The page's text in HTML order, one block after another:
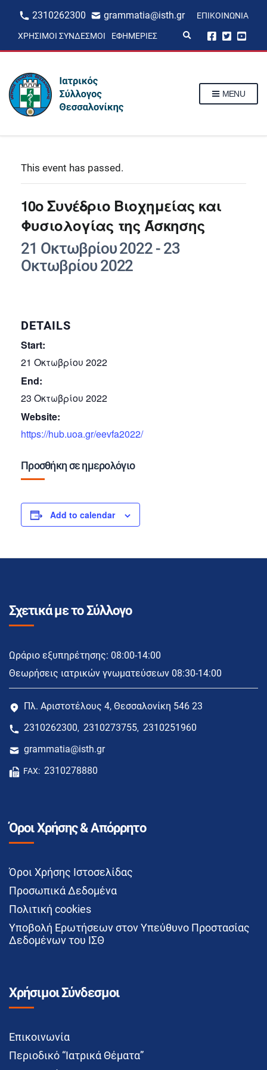
2310262300 grammatia@isth.gr ΕΠΙΚΟΙΝΩΝΊΑ
ΧΡΉΣΙΜΟΙ ΣΎΝΔΕΣΜΟΙ ΕΦΗΜΕΡΊΕΣ
p
MENU
This event has passed.
10o Συνέδριο Βιοχημείας και
Φυσιολογίας της Άσκησης
21 Οκτωβρίου 2022 - 23
Οκτωβρίου 2022
DETAILS
Start:
21 Οκτωβρίου 2022
End:
23 Οκτωβρίου 2022
Website:
https://hub.uoa.gr/eevfa2022/
Προσθήκη σε ημερολόγιο
Add to calendar
Σχετικά με το Σύλλογο
Ωράριο εξυπηρέτησης: 08:00-14:00
Θεωρήσεις ιατρικών γνωματεύσεων 08:30-14:00
Πλ. Αριστοτέλους 4, Θεσσαλονίκη 546 23
2310262300, 2310273755, 2310251960
grammatia@isth.gr
FAX: 2310278880
Όροι Χρήσης & Απόρρητο
Όροι Χρήσης Ιστοσελίδας
Προσωπικά Δεδομένα
Πολιτική cookies
Υποβολή Ερωτήσεων στον Υπεύθυνο Προστασίας
Δεδομένων του ΙΣΘ
Χρήσιμοι Σύνδεσμοι
Επικοινωνία
Περιοδικό “Ιατρικά Θέματα”